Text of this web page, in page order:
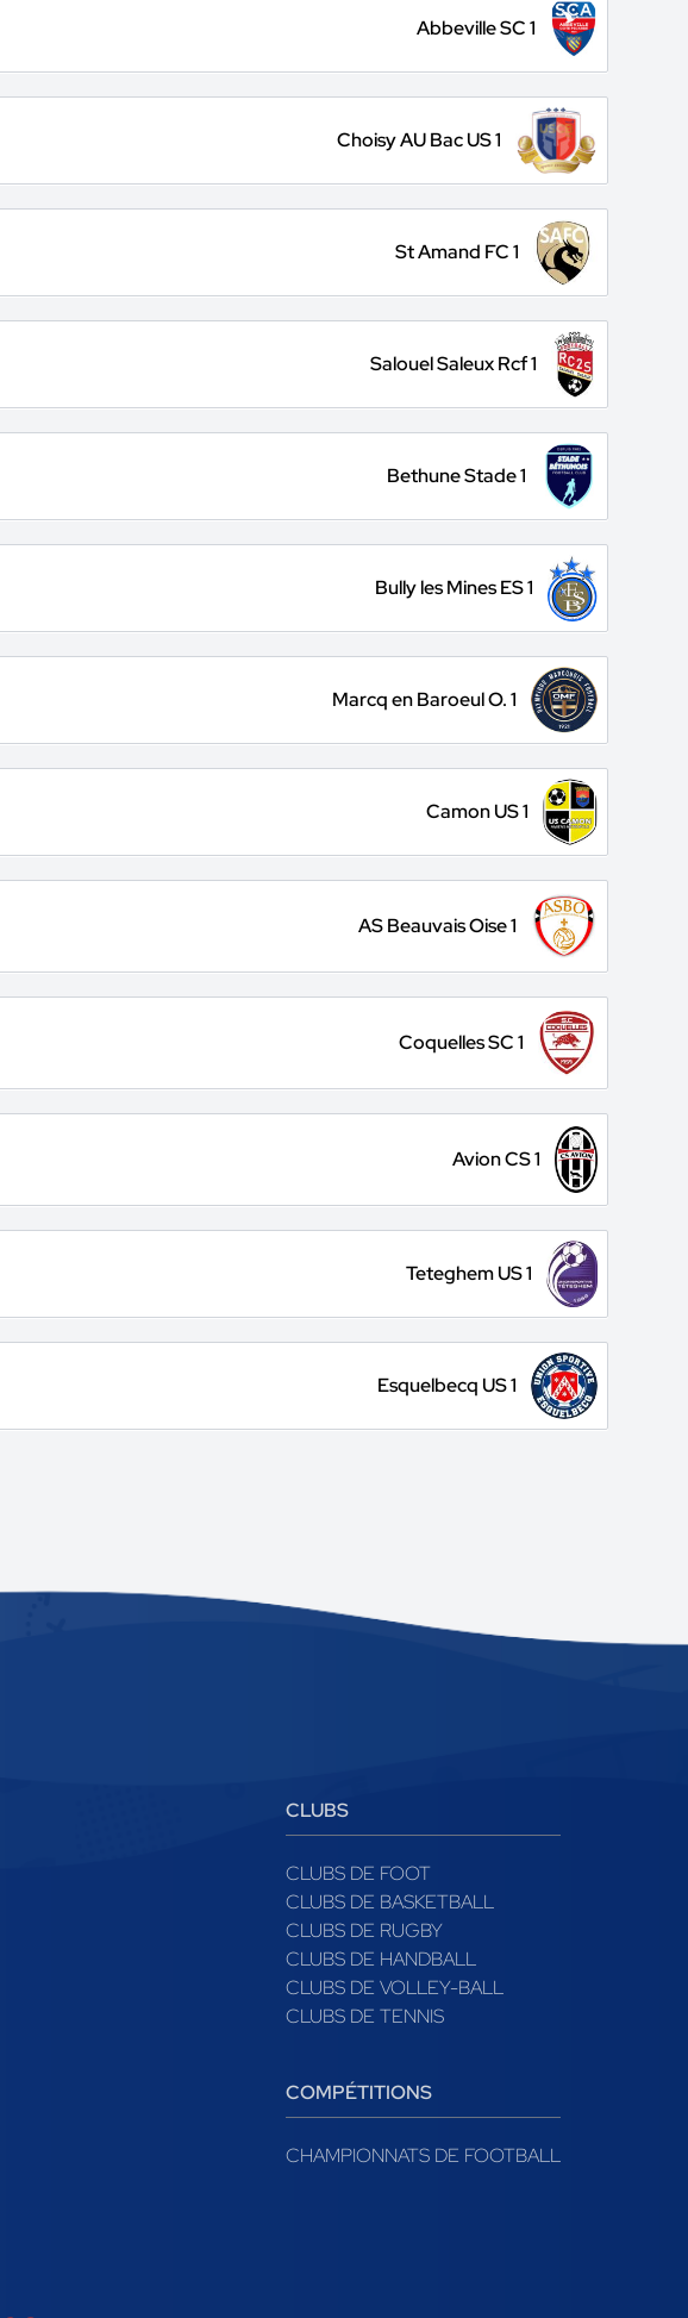
Abbeville SC 1
Choisy AU Bac US 1
St Amand FC 1
Salouel Saleux Rcf 1
Bethune Stade 1
Bully les Mines ES 1
Marcq en Baroeul O. 1
Camon US 1
AS Beauvais Oise 1
Coquelles SC 1
Avion CS 1
Teteghem US 1
Esquelbecq US 1
CLUBS
CLUBS DE FOOT
CLUBS DE BASKETBALL
CLUBS DE RUGBY
CLUBS DE HANDBALL
CLUBS DE VOLLEY-BALL
CLUBS DE TENNIS
COMPÉTITIONS
CHAMPIONNATS DE FOOTBALL